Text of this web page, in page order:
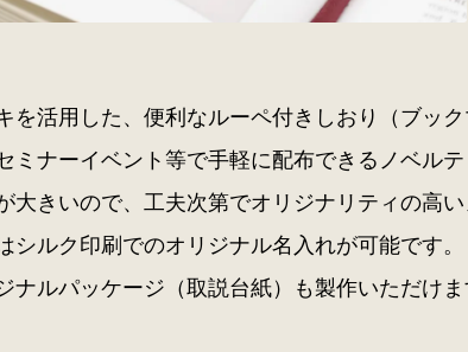
を活用した、便利なルーペ付きしおり（ブック
ミナーイベント等で手軽に配布できるノベルテ
大きいので、工夫次第でオリジナリティの高い
シルク印刷でのオリジナル名入れが可能です。
ナルパッケージ（取説台紙）も製作いただけま